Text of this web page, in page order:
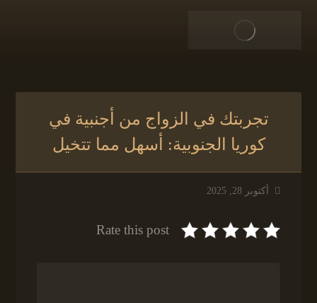
تجربتك في الزواج من أجنبية في
كوريا الجنوبية: أسهل مما تتخيل
أكتوبر 28, 2025
Rate this post